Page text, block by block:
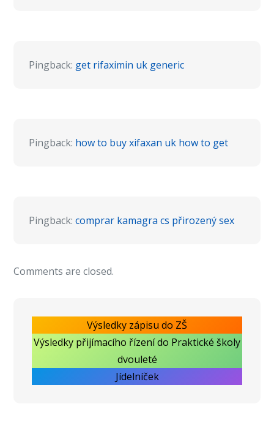
Pingback: get rifaximin uk generic
Pingback: how to buy xifaxan uk how to get
Pingback:comprar kamagra cs přirozený sex
Comments are closed.
Výsledky zápisu do ZŠ
Výsledky přijímacího řízení do Praktické školy
dvouleté
Jídelníček